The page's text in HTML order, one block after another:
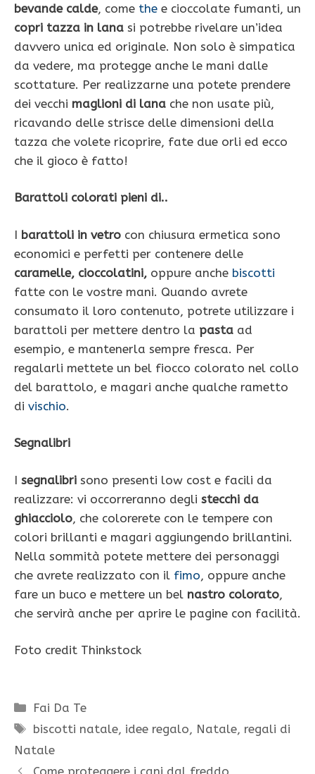
bevande calde, come the e cioccolate fumanti, un
copri tazza in lana si potrebbe rivelare un’idea
davvero unica ed originale. Non solo è simpatica
da vedere, ma protegge anche le mani dalle
scottature. Per realizzarne una potete prendere
dei vecchi maglioni di lana che non usate più,
ricavando delle strisce delle dimensioni della
tazza che volete ricoprire, fate due orli ed ecco
che il gioco è fatto!
Barattoli colorati pieni di..
I barattoli in vetro con chiusura ermetica sono
economici e perfetti per contenere delle
caramelle, cioccolatini, oppure anche biscotti
fatte con le vostre mani. Quando avrete
consumato il loro contenuto, potrete utilizzare i
barattoli per mettere dentro la pasta ad
esempio, e mantenerla sempre fresca. Per
regalarli mettete un bel fiocco colorato nel collo
del barattolo, e magari anche qualche rametto
di vischio.
Segnalibri
I segnalibri sono presenti low cost e facili da
realizzare: vi occorreranno degli stecchi da
ghiacciolo, che colorerete con le tempere con
colori brillanti e magari aggiungendo brillantini.
Nella sommità potete mettere dei personaggi
che avrete realizzato con il fimo, oppure anche
fare un buco e mettere un bel nastro colorato,
che servirà anche per aprire le pagine con facilità.
Foto credit Thinkstock
Categorie
Fai Da Te
Tag
biscotti natale, idee regalo, Natale, regali di
Natale
Come proteggere i cani dal freddo